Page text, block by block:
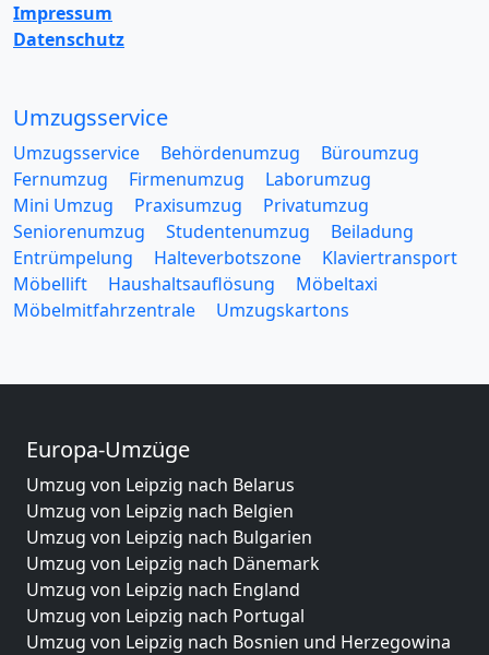
Impressum
Datenschutz
Umzugsservice
Umzugsservice Behördenumzug
Büroumzug
Fernumzug
Firmenumzug
Laborumzug
Mini Umzug
Praxisumzug
Privatumzug
Seniorenumzug
Studentenumzug
Beiladung
Entrümpelung
Halteverbotszone
Klaviertransport
Möbellift
Haushaltsauflösung
Möbeltaxi
Möbelmitfahrzentrale
Umzugskartons
Europa-Umzüge
Umzug von Leipzig nach Belarus
Umzug von Leipzig nach Belgien
Umzug von Leipzig nach Bulgarien
Umzug von Leipzig nach Dänemark
Umzug von Leipzig nach England
Umzug von Leipzig nach Portugal
Umzug von Leipzig nach Bosnien und Herzegowina